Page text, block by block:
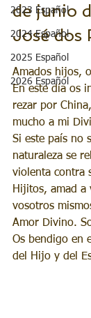
2023 Español
2024 Español
2025 Español
2026 Español
de junio
José dos
Amados hijos,
En este día os
rezar por
mucho a mi
Si este país no
naturaleza se
violenta contra
Hijitos, amad a
vosotros
Amor Divino.
Os bendigo en
del Hijo y del